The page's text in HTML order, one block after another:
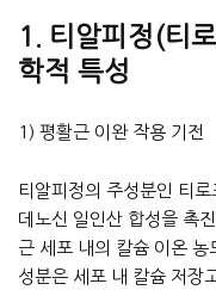
1. 티알피정(티
학적 특성
1) 평활근 이완 작용 기전
티알피정의 주성분인 티
데노신 일인산 합성을 촉
근 세포 내의 칼슘 이온 농
성분은 세포 내 칼슘 저장